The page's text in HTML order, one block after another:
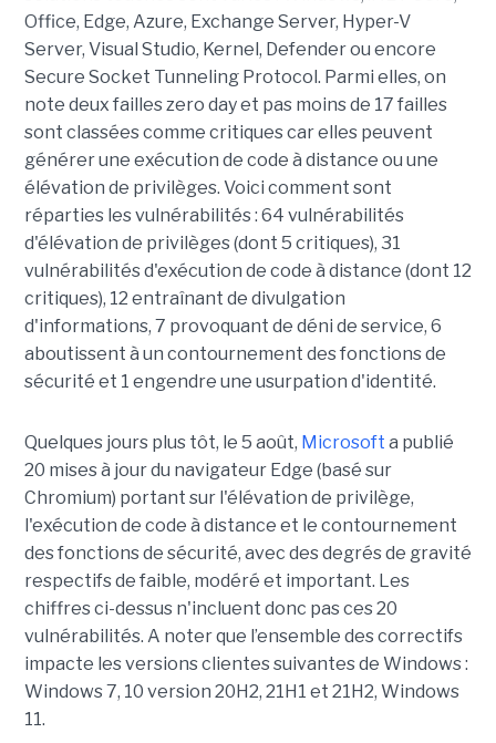
Office, Edge, Azure, Exchange Server, Hyper-V
Server, Visual Studio, Kernel, Defender ou encore
Secure Socket Tunneling Protocol. Parmi elles, on
note deux failles zero day et pas moins de 17 failles
sont classées comme critiques car elles peuvent
générer une exécution de code à distance ou une
élévation de privilèges. Voici comment sont
réparties les vulnérabilités : 64 vulnérabilités
d'élévation de privilèges (dont 5 critiques), 31
vulnérabilités d'exécution de code à distance (dont 12
critiques), 12 entraînant de divulgation
d'informations, 7 provoquant de déni de service, 6
aboutissent à un contournement des fonctions de
sécurité et 1 engendre une usurpation d'identité.
Quelques jours plus tôt, le 5 août, Microsoft a publié
20 mises à jour du navigateur Edge (basé sur
Chromium) portant sur l'élévation de privilège,
l'exécution de code à distance et le contournement
des fonctions de sécurité, avec des degrés de gravité
respectifs de faible, modéré et important. Les
chiffres ci-dessus n'incluent donc pas ces 20
vulnérabilités. A noter que l’ensemble des correctifs
impacte les versions clientes suivantes de Windows :
Windows 7, 10 version 20H2, 21H1 et 21H2, Windows
11.